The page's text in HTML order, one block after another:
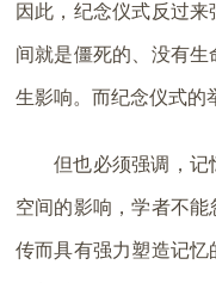
因此，纪念仪式反过
间就是僵死的、没有
生影响。而纪念仪式的
但也必须强调，记
空间的影响，学者不
传而具有强力塑造记